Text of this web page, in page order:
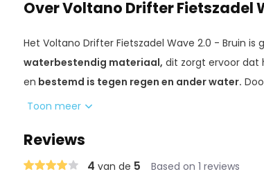
Over Voltano Drifter Fietszadel
Het Voltano Drifter Fietszadel Wave 2.0 - Bruin is
waterbestendig materiaal, dit zorgt ervoor dat
en bestemd is tegen regen en ander water.
drukpunten verminderd,
onderkant van het zadel zorgen voor het
Daarnaast is het zadel
eenvoudig te monteren
Toon meer
Reviews
4 van de 5 Based on 1 reviews